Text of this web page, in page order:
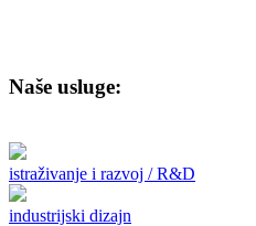
Naše usluge:
istraživanje i razvoj / R&D
industrijski dizajn